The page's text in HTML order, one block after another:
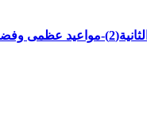
4-7مع القاضي جميل ناصر